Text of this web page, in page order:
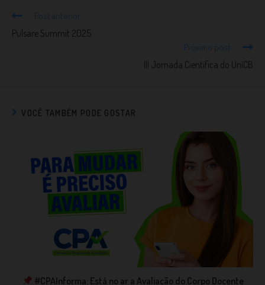
Post anterior
Pulsare Summit 2025
Próximo post
III Jornada Científica do UniCB
VOCÊ TAMBÉM PODE GOSTAR
#CPAInforma: Está no ar a Avaliação do Corpo Docente